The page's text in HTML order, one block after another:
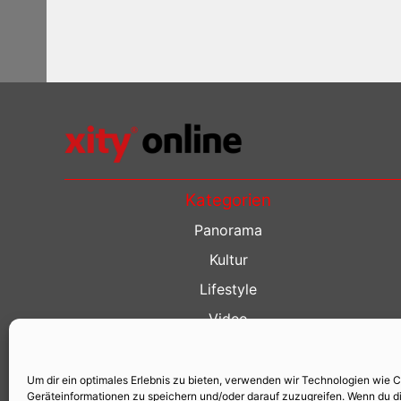
Um dir ein optimales Erlebnis zu bieten, verwenden wir Technologien wie
Geräteinformationen zu speichern und/oder darauf zuzugreifen. Wenn du
Kategorien
Panorama
Kultur
Lifestyle
Video
Kino Guide